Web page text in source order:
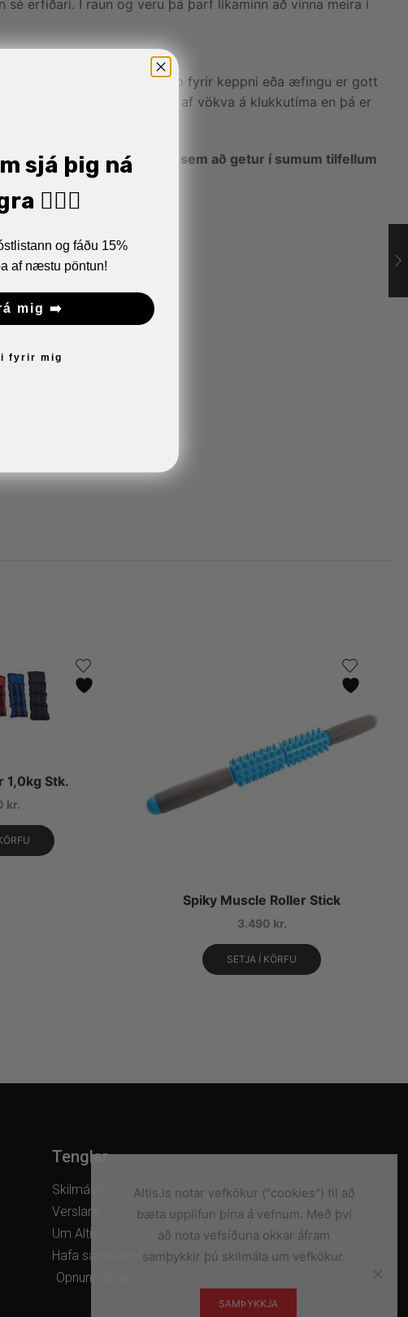
erfiðari. Í raun og veru þá þarf líkaminn að vinna meira í
Til þess að hlaða upp fyrir keppni eða æfingu er gott
að drekka u.þ.b. 500ml af vökva á klukkutíma en þá er
þá myndast þrýstingur sem að getur í sumum tilfellum
1,0kg Stk.
kr.
Spiky Muscle Roller Stick
3.490 kr.
SETJA Í KÖRFU
Tenglar
Skilmálar
Verslanir
Um Altis
Hafa samband
Opnunartímar
Altis.is notar vefkökur ("cookies") til að
bæta upplifun þína á vefnum. Með því
að nota vefsíðuna okkar áfram
samþykkir þú skilmála um vefkökur.
SAMÞYKKJA
sjá þig ná
🏋🏼‍♂️
og fáðu 15%
af næstu pöntun!
mig ➡️
fyrir mig